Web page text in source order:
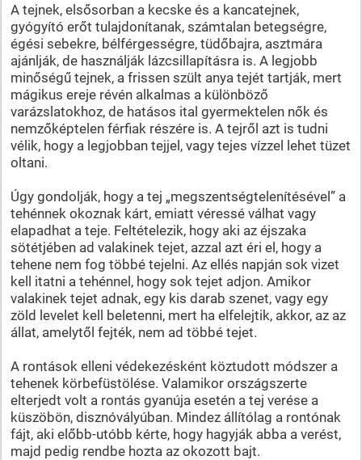
A tejnek, elsősorban a kecske és a kancatejnek,
gyógyító erőt tulajdonítanak, számtalan betegségre,
égési sebekre, bélférgességre, tüdőbajra, asztmára
ajánlják, de használják lázcsillapításra is. A legjobb
minőségű tejnek, a frissen szült anya tejét tartják, mert
mágikus ereje révén alkalmas a különböző
varázslatokhoz, de hatásos ital gyermektelen nők és
nemzőképtelen férfiak részére is. A tejről azt is tudni
vélik, hogy a legjobban tejjel, vagy tejes vízzel lehet tüzet
oltani.
Úgy gondolják, hogy a tej „megszentségtelenítésével” a
tehénnek okoznak kárt, emiatt véressé válhat vagy
elapadhat a teje. Feltételezik, hogy aki az éjszaka
sötétjében ad valakinek tejet, azzal azt éri el, hogy a
tehene nem fog többé tejelni. Az ellés napján sok vizet
kell itatni a tehénnel, hogy sok tejet adjon. Amikor
valakinek tejet adnak, egy kis darab szenet, vagy egy
zöld levelet kell beletenni, mert ha elfelejtik, akkor, az az
állat, amelytől fejték, nem ad többé tejet.
A rontások elleni védekezésként köztudott módszer a
tehenek körbefüstölése. Valamikor országszerte
elterjedt volt a rontás gyanúja esetén a tej verése a
küszöbön, disznóvályúban. Mindez állítólag a rontónak
fájt, aki előbb-utóbb kérte, hogy hagyják abba a verést,
majd pedig rendbe hozta az okozott bajt.